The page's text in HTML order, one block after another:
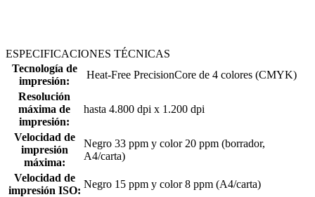
ESPECIFICACIONES TÉCNICAS
Tecnología de
impresión:
Heat-Free PrecisionCore de 4 colores (CMYK)
Resolución
máxima de
impresión:
hasta 4.800 dpi x 1.200 dpi
Velocidad de
impresión
máxima:
Negro 33 ppm y color 20 ppm (borrador,
A4/carta)
Velocidad de
impresión ISO:
Negro 15 ppm y color 8 ppm (A4/carta)